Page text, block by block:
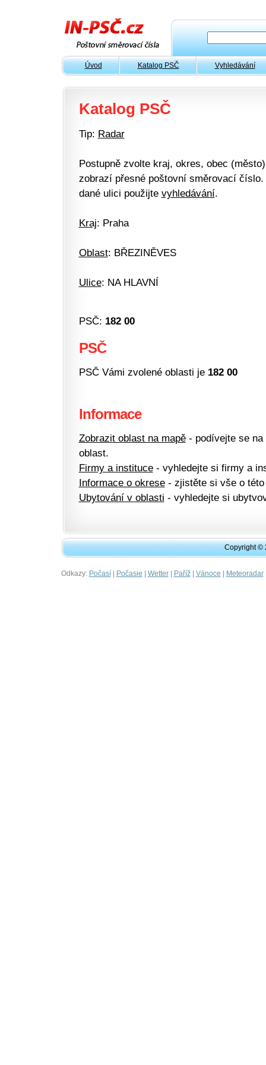
Úvod Katalog PSČ Vyhledávání
Katalog PSČ
Tip: Radar
Postupně zvolte kraj, okres, obec
zobrazí přesné poštovní směrovací
dané ulici použijte vyhledávání.
Kraj: Praha
Oblast: BŘEZINĚVES
Ulice: NA HLAVNÍ
PSČ: 182 00
PSČ
PSČ Vámi zvolené oblasti je 182 00
Informace
Zobrazit oblast na mapě- podívejte se na
oblast.
Firmy a instituce- vyhledejte si firmy a
Informace o okrese- zjistěte si vše o této
Ubytování v oblasti - vyhledejte si
Copyright ©
Odkazy: Počasí| Počasie | Wetter| Paříž| Vánoce | Meteoradar